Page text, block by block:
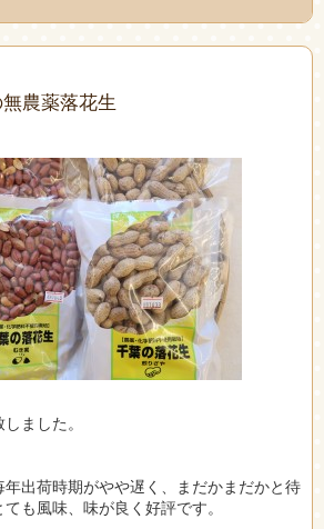
農薬落花生
ました。
出荷時期がやや遅く、まだかまだかと待
も風味、味が良く好評です。